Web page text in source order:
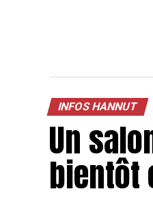
INFOS HANNUT
Un
bientôt